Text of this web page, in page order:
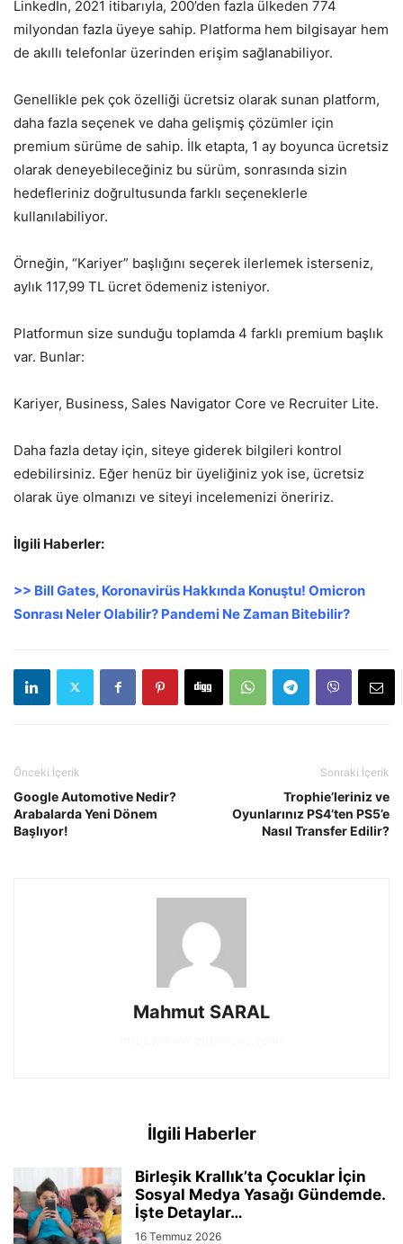
LinkedIn, 2021 itibarıyla, 200’den fazla ülkeden 774
milyondan fazla üyeye sahip. Platforma hem bilgisayar hem
de akıllı telefonlar üzerinden erişim sağlanabiliyor.
Genellikle pek çok özelliği ücretsiz olarak sunan platform,
daha fazla seçenek ve daha gelişmiş çözümler için
premium sürüme de sahip. İlk etapta, 1 ay boyunca ücretsiz
olarak deneyebileceğiniz bu sürüm, sonrasında sizin
hedefleriniz doğrultusunda farklı seçeneklerle
kullanılabiliyor.
Örneğin, “Kariyer” başlığını seçerek ilerlemek isterseniz,
aylık 117,99 TL ücret ödemeniz isteniyor.
Platformun size sunduğu toplamda 4 farklı premium başlık
var. Bunlar:
Kariyer, Business, Sales Navigator Core ve Recruiter Lite.
Daha fazla detay için, siteye giderek bilgileri kontrol
edebilirsiniz. Eğer henüz bir üyeliğiniz yok ise, ücretsiz
olarak üye olmanızı ve siteyi incelemenizi öneririz.
İlgili Haberler:
>> Bill Gates, Koronavirüs Hakkında Konuştu! Omicron
Sonrası Neler Olabilir? Pandemi Ne Zaman Bitebilir?
Önceki İçerik
Google Automotive Nedir?
Arabalarda Yeni Dönem
Başlıyor!
Sonraki İçerik
Trophie’leriniz ve
Oyunlarınız PS4’ten PS5’e
Nasıl Transfer Edilir?
Mahmut SARAL
İlgili Haberler
Birleşik Krallık’ta Çocuklar İçin
Sosyal Medya Yasağı Gündemde.
İşte Detaylar…
16 Temmuz 2026